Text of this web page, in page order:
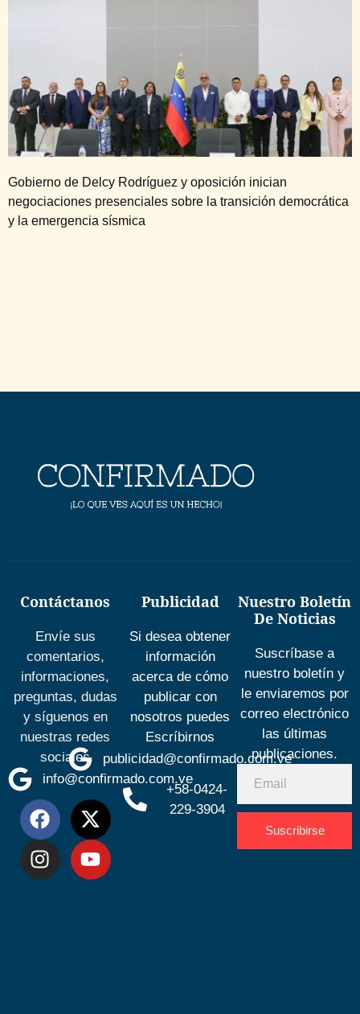
Gobierno de Delcy Rodríguez y oposición inician
negociaciones presenciales sobre la transición democrática
y la emergencia sísmica
Contáctanos
Envíe sus
comentarios,
informaciones,
preguntas, dudas
y síguenos en
nuestras redes
sociales
info@confirmado.com.ve
Publicidad
Si desea obtener
información
acerca de cómo
publicar con
nosotros puedes
Escríbirnos
publicidad@confirmado.com.ve
+58-0424-
229-3904
Nuestro Boletín
De Noticias
Suscríbase a
nuestro boletín y
le enviaremos por
correo electrónico
las últimas
publicaciones.
Suscribirse